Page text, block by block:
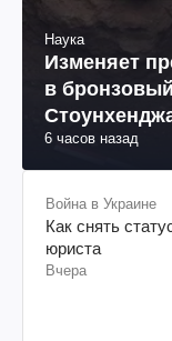
Наука
Изменяет
в
6 часов назад
Война в Украине
Как снять
юриста
Вчера